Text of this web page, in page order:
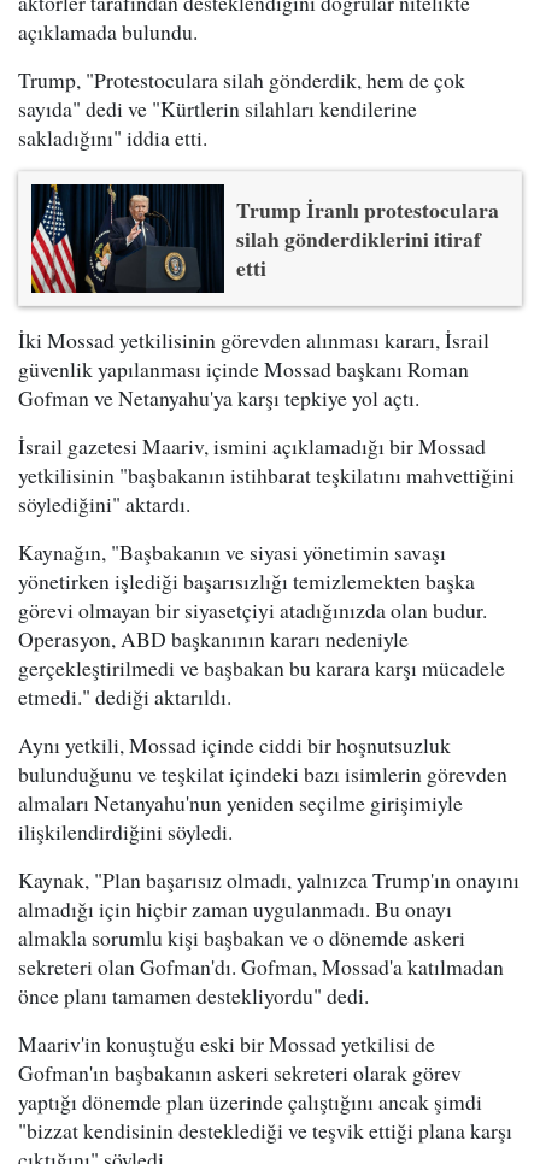
açıklamada bulundu.
Trump, "Protestoculara silah gönderdik, hem de çok
sayıda" dedi ve "Kürtlerin silahları kendilerine
sakladığını" iddia etti.
Trump İranlı protestoculara
silah gönderdiklerini itiraf
etti
İki Mossad yetkilisinin görevden alınması kararı, İsrail
güvenlik yapılanması içinde Mossad başkanı Roman
Gofman ve Netanyahu'ya karşı tepkiye yol açtı.
İsrail gazetesi Maariv, ismini açıklamadığı bir Mossad
yetkilisinin "başbakanın istihbarat teşkilatını mahvettiğini
söylediğini" aktardı.
Kaynağın, "Başbakanın ve siyasi yönetimin savaşı
yönetirken işlediği başarısızlığı temizlemekten başka
görevi olmayan bir siyasetçiyi atadığınızda olan budur.
Operasyon, ABD başkanının kararı nedeniyle
gerçekleştirilmedi ve başbakan bu karara karşı mücadele
etmedi." dediği aktarıldı.
Aynı yetkili, Mossad içinde ciddi bir hoşnutsuzluk
bulunduğunu ve teşkilat içindeki bazı isimlerin görevden
almaları Netanyahu'nun yeniden seçilme girişimiyle
ilişkilendirdiğini söyledi.
Kaynak, "Plan başarısız olmadı, yalnızca Trump'ın onayını
almadığı için hiçbir zaman uygulanmadı. Bu onayı
almakla sorumlu kişi başbakan ve o dönemde askeri
sekreteri olan Gofman'dı. Gofman, Mossad'a katılmadan
önce planı tamamen destekliyordu" dedi.
Maariv'in konuştuğu eski bir Mossad yetkilisi de
Gofman'ın başbakanın askeri sekreteri olarak görev
yaptığı dönemde plan üzerinde çalıştığını ancak şimdi
"bizzat kendisinin desteklediği ve teşvik ettiği plana karşı